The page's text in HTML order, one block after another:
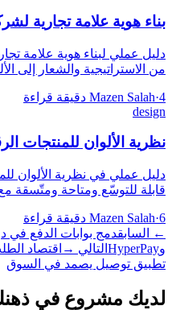
بناء هوية علامة تجارية
دليل عملي لبناء هوية علامة
من الاستراتيجية والشعار إلى
Mazen Salah·4 دقيقة قراءة
design
نظرية الألوان للمنتجات
دليل عملي في نظرية الألوان
قابلة للتوسّع ومتاحة ومتّسقة
Mazen Salah·6 دقيقة قراءة
←
السابق
وHyperPay
التالي → اقتصاد
تطبيق توصيل يصمد في السوق
لديك مشروع في